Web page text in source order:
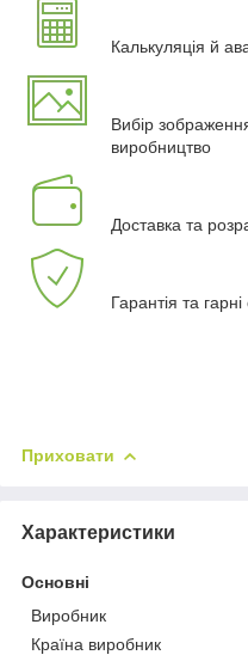
Калькуляція й
Вибір
виробництво
Доставка та
Гарантія та гарні
Приховати
Характеристики
Основні
Виробник
Країна виробник